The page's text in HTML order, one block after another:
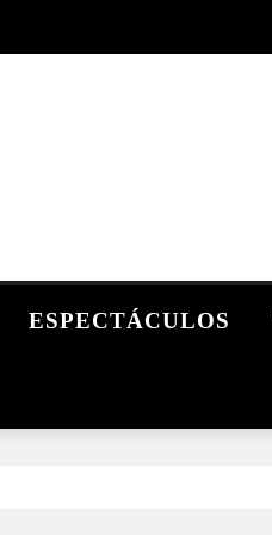
ESPECTÁCULOS